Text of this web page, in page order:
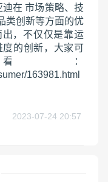
在 市场策略、技
类创新等方面的优
，不仅仅是靠运
的创新，大家可
：
163981.html
2023-07-24 20:57